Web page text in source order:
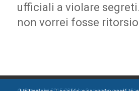
ufficiali a violare
non vorrei fosse